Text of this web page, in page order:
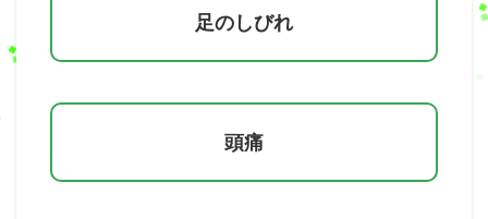
足のしびれ
頭痛